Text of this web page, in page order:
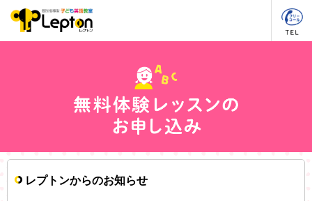
レプトンからのお知らせ